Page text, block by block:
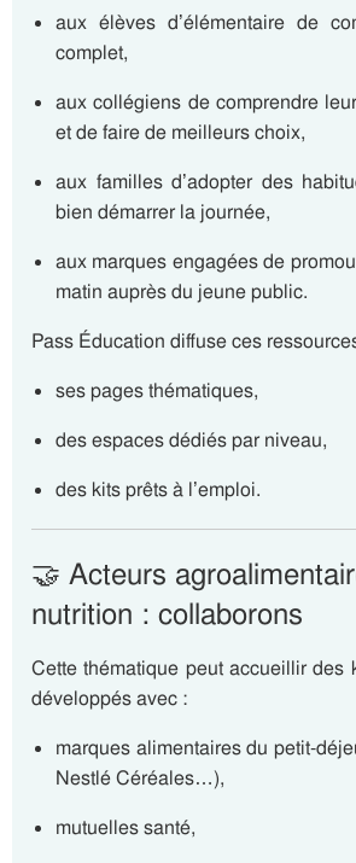
aux élèves d’élémentaire de
complet,
aux collégiens de comprendre
et de faire de meilleurs choix,
aux familles d’adopter des
bien démarrer la journée,
aux marques engagées de
matin auprès du jeune public.
Pass Éducation diffuse ces
ses pages thématiques,
des espaces dédiés par niveau,
des kits prêts à l’emploi.
🤝 Acteurs
nutrition : collaborons
Cette thématique peut accueillir des
développés avec :
marques alimentaires du petit-
Nestlé Céréales…),
mutuelles santé,